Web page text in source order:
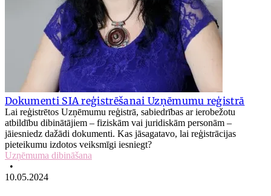
Dokumenti SIA reģistrēšanai Uzņēmumu reģistrā
Lai reģistrētos Uzņēmumu reģistrā, sabiedrības ar ierobežotu
atbildību dibinātājiem – fiziskām vai juridiskām personām –
jāiesniedz dažādi dokumenti. Kas jāsagatavo, lai reģistrācijas
pieteikumu izdotos veiksmīgi iesniegt?
Uzņēmuma dibināšana
•
10.05.2024